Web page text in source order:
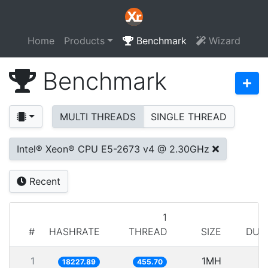
Home Products Benchmark Wizard
Benchmark
MULTI THREADS SINGLE THREAD
Intel® Xeon® CPU E5-2673 v4 @ 2.30GHz
Recent
# HASHRATE
1
THREAD
SIZE
1 18227.89 455.70 1MH